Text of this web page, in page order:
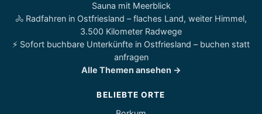
Sauna mit Meerblick
🚴 Radfahren in Ostfriesland – flaches Land, weiter Himmel,
3.500 Kilometer Radwege
⚡ Sofort buchbare Unterkünfte in Ostfriesland – buchen statt
anfragen
Alle Themen ansehen →
BELIEBTE ORTE